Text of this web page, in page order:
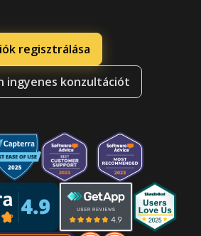
regisztrálása
ingyenes konzultációt